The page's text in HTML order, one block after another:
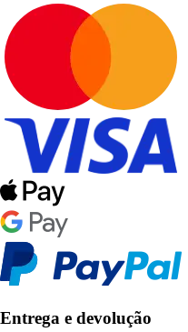
Entrega e devolução